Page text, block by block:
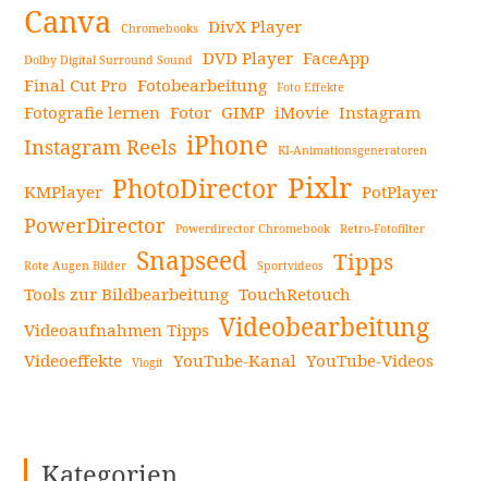
Canva Chromebooks DivX Player
Dolby Digital Surround Sound DVD Player FaceApp
Final Cut Pro Fotobearbeitung Foto Effekte
Fotografie lernen Fotor GIMP iMovie Instagram
Instagram Reels iPhone KI-Animationsgeneratoren
KMPlayer PhotoDirector Pixlr PotPlayer
PowerDirector Powerdirector Chromebook Retro-Fotofilter
Rote Augen Bilder Snapseed Sportvideos Tipps
Tools zur Bildbearbeitung TouchRetouch
Videoaufnahmen Tipps Videobearbeitung
Videoeffekte Vlogit YouTube-Kanal YouTube-Videos